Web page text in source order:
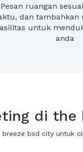
Pesan ruangan
dan tambahkan
untuk
anda
di
bsd city untuk